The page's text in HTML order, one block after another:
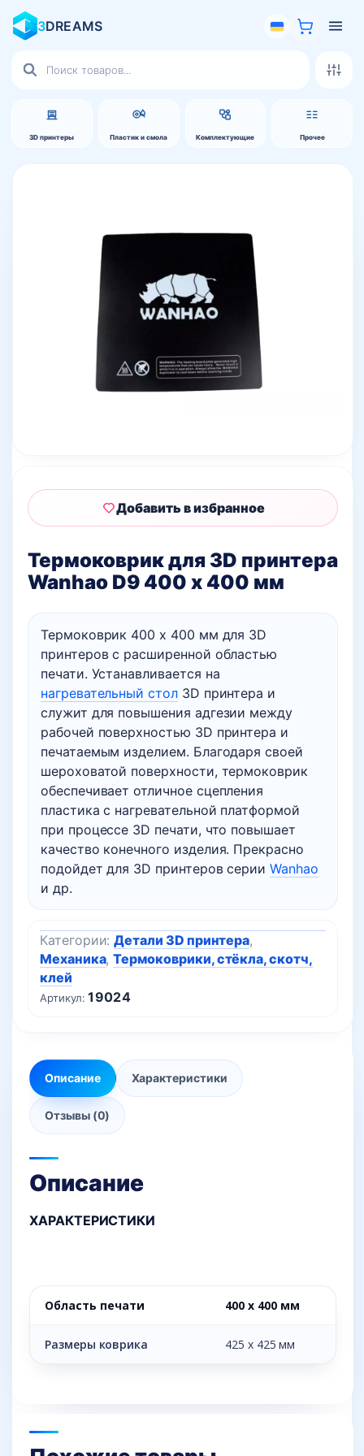
3DREAMS
3D принтеры Пластик и смола Комплектующие Прочее
товаров
Термоковрик для 3D принтера
Wanhao D9 400 х 400 мм
Термоковрик 400 х 400 мм для 3D
принтеров с расширенной областью
печати. Устанавливается на
нагревательный стол3D принтера и
служит для повышения адгезии между
рабочей поверхностью 3D принтера и
печатаемым изделием. Благодаря своей
шероховатой поверхности, термоковрик
обеспечивает отличное сцепления
пластика с нагревательной платформой
при процессе 3D печати, что повышает
качество конечного изделия. Прекрасно
подойдет для 3D принтеров серииWanhao
и др.
Добавить в избранное
Артикул:19024
Категории:Детали 3D принтера,
Механика,Термоковрики, стёкла, скотч,
клей
Описание Характеристики
Отзывы (0)
Описание
ХАРАКТЕРИСТИКИ
Область печати 400 х 400 мм
Размеры коврика 425 х 425 мм